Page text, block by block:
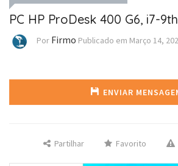
PC HP ProDesk 400 G6, i7-
Por Firmo Publicado em Março 14,
ENVIAR
Partilhar Favorito